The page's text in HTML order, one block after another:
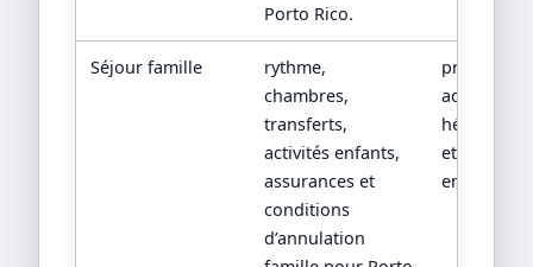
Porto Rico.
Séjour famille
rythme,
chambres,
transferts,
activités enfants,
assurances et
conditions
d’annulation
adapté,
et
enfants.